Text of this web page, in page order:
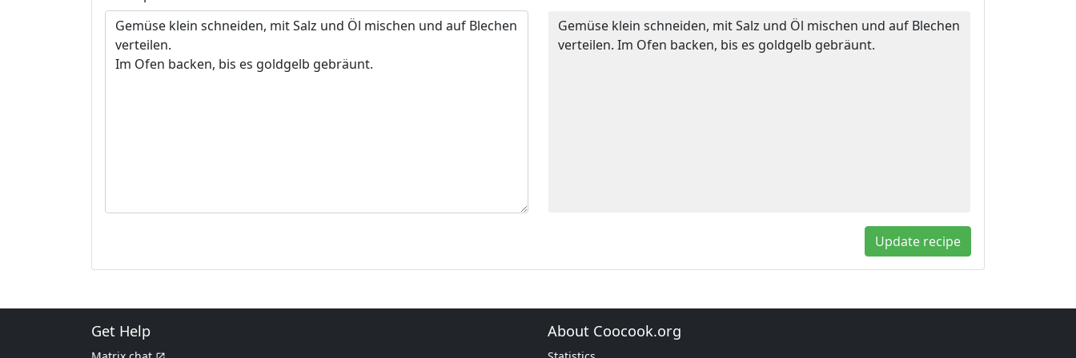
Gemüse klein schneiden, mit Salz und Öl mischen und auf Blechen
verteilen. Im Ofen backen, bis es goldgelb gebräunt.
Update recipe
Get Help About Coocook.org